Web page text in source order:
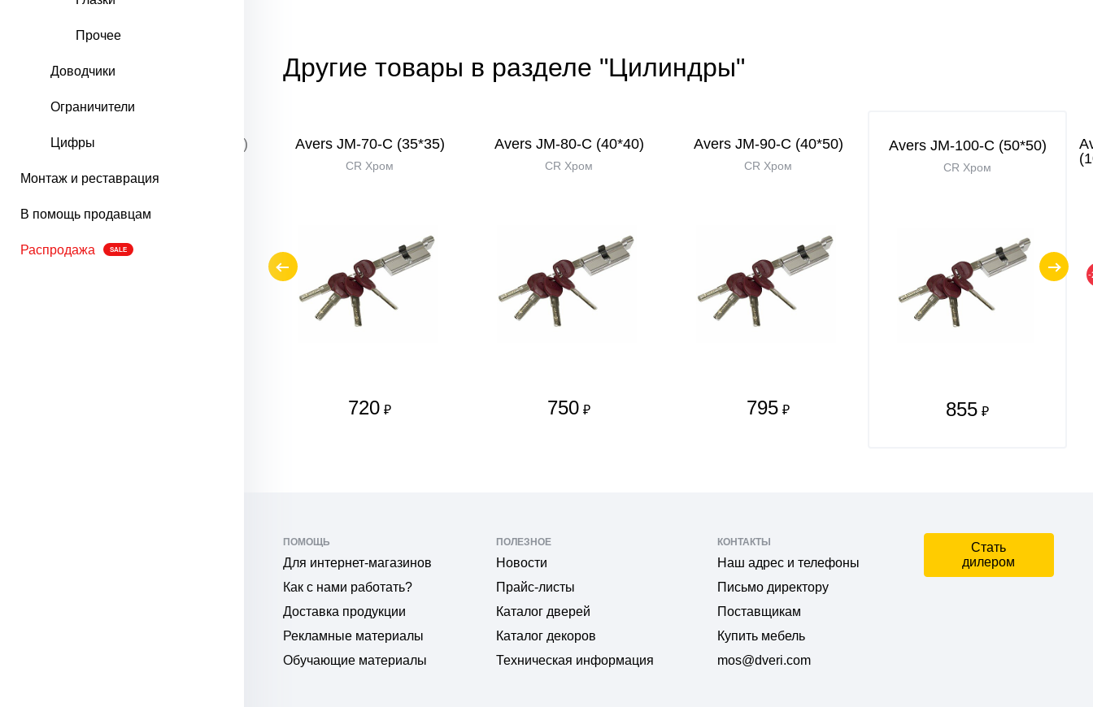
Прочее
Доводчики
Ограничители
Цифры
Монтаж и реставрация
В помощь продавцам
Распродажа SALE
Другие товары в разделе "Цилиндры"
Apecs SM-95-S (65*30) Avers JМ-70-С (35*35)
CR Хром
720 ₽
Avers JМ-80-С (40*40)
CR Хром
750 ₽
Avers JМ-90-С (40*50)
CR Хром
795 ₽
Avers JМ-100-С (50*50)
CR Хром
855 ₽
-
ПОМОЩЬ
Для интернет-магазинов
Как с нами работать?
Доставка продукции
Рекламные материалы
Обучающие материалы
ПОЛЕЗНОЕ
Новости
Прайс-листы
Каталог дверей
Каталог декоров
Техническая информация
КОНТАКТЫ
Наш адрес и телефоны
Письмо директору
Поставщикам
Купить мебель
mos@dveri.com
Стать
дилером